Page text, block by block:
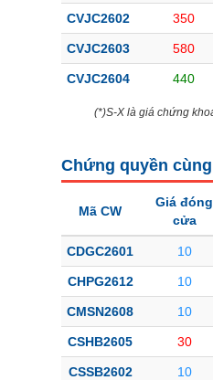
CVJC2602 350
CVJC2603 580
CVJC2604 440
(*)S-X là giá chứng
Chứng quyền cùng
Mã CW
Giá đóng
cửa
CDGC2601 10
CHPG2612 10
CMSN2608 10
CSHB2605 30
CSSB2602 10
Cổ phiếu Chỉ số
Lãnh đạo(-)
Bài viết của tác giả(-)
Báo cáo phân tích
Thuật ngữ(-)
Dịch vụ(-)